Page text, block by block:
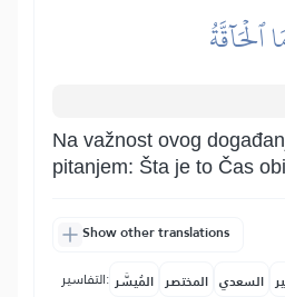
ٱلۡحَآقَّةُ
Na važnost ovog
pitanjem: Šta je to Čas
Show other translations
التفاسير: المُيسَّر المختصر السعدي